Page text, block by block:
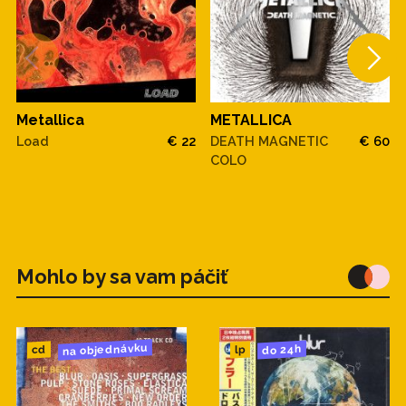
Metallica
Load € 22
METALLICA
DEATH MAGNETIC
COLO
€ 60
Mohlo by sa vam páčiť
cd na objednávku lp do 24h